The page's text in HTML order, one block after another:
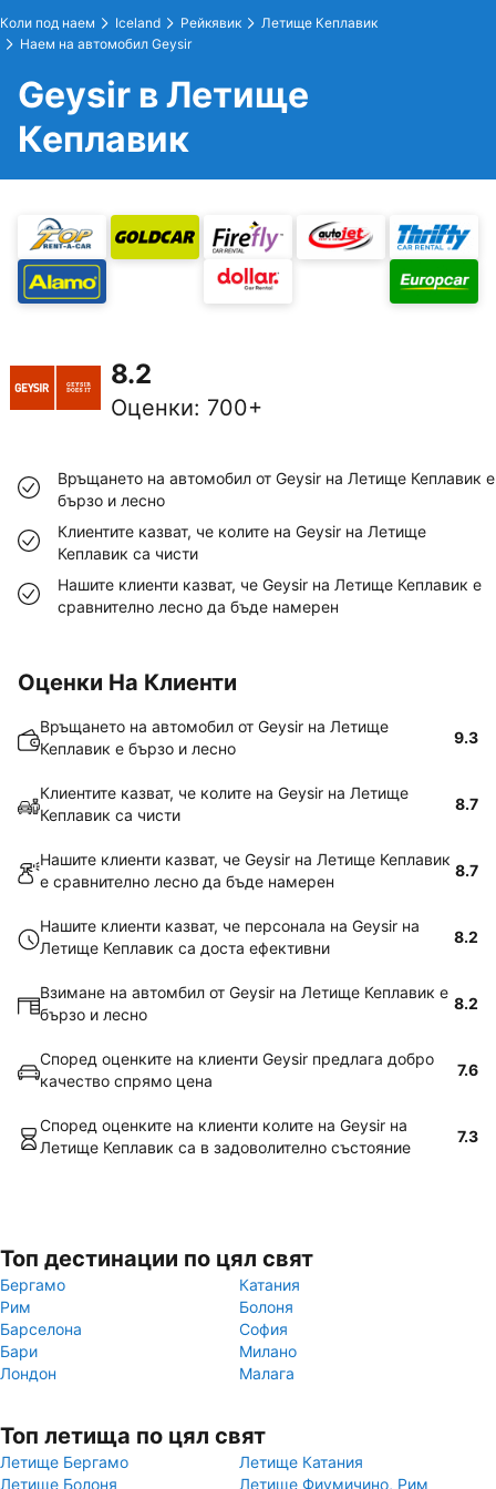
Коли под наем Iceland Рейкявик
Летище Кеплавик
Наем на автомобил Geysir
Geysir в Летище
Кеплавик
8.2
Оценки: 700+
Връщането на автомобил от Geysir на Летище Кеплавик е
бързо и лесно
Клиентите казват, че колите на Geysir на Летище
Кеплавик са чисти
Нашите клиенти казват, че Geysir на Летище Кеплавик е
сравнително лесно да бъде намерен
Оценки На Клиенти
Връщането на автомобил от Geysir на Летище
Кеплавик е бързо и лесно
9.3
Клиентите казват, че колите на Geysir на Летище
Кеплавик са чисти
8.7
Нашите клиенти казват, че Geysir на Летище Кеплавик
е сравнително лесно да бъде намерен
8.7
Нашите клиенти казват, че персонала на Geysir на
Летище Кеплавик са доста ефективни
8.2
Взимане на автомбил от Geysir на Летище Кеплавик е
бързо и лесно
8.2
Според оценките на клиенти Geysir предлага добро
качество спрямо цена
7.6
Според оценките на клиенти колите на Geysir на
Летище Кеплавик са в задоволително състояние
7.3
Топ дестинации по цял свят
Бергамо
Катания
Рим
Болоня
Барселона
София
Бари
Милано
Лондон
Малага
Топ летища по цял свят
Летище Бергамо
Летище Катания
Летище Болоня
Летище Фиумичино, Рим